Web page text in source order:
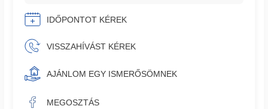
IDŐPONTOT KÉREK
VISSZAHÍVÁST KÉREK
AJÁNLOM EGY ISMERŐSÖMNEK
MEGOSZTÁS